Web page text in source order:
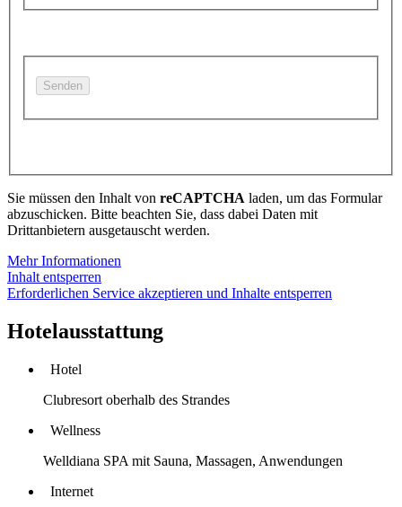
Sie müssen den Inhalt von reCAPTCHA laden, um das Formular
abzuschicken. Bitte beachten Sie, dass dabei Daten mit
Drittanbietern ausgetauscht werden.
Mehr Informationen
Inhalt entsperren
Erforderlichen Service akzeptieren und Inhalte entsperren
Hotelausstattung
Hotel
Clubresort oberhalb des Strandes
Wellness
Welldiana SPA mit Sauna, Massagen, Anwendungen
Internet